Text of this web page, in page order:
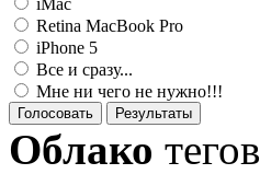
iMac
Retina MacBook Pro
iPhone 5
Все и сразу...
Мне ни чего не нужно!!!
Голосовать Результаты
Облако тегов